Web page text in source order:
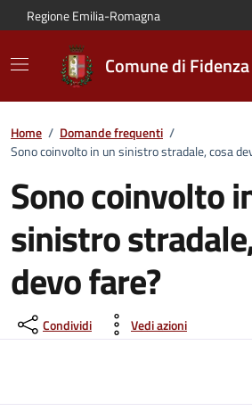
Vai al contenuto principale
Vai alla navigazione del sito
Vai al piede di pagina
Regione Emilia-Romagna
Comune di Fidenza
Home / Domande frequenti /
Sono coinvolto in un sinistro stradale, cosa
Sono coinvolto
sinistro
devo fare?
Condividi Vedi azioni